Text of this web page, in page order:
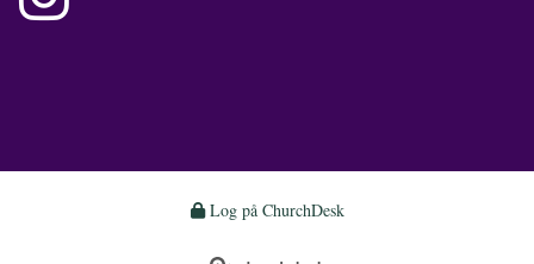
Log på ChurchDesk